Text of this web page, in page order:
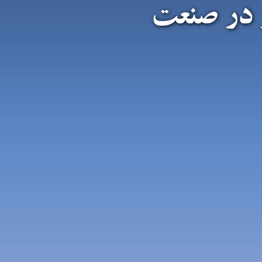
در صنعت